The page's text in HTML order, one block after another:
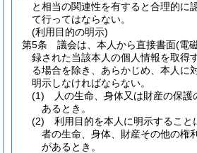
と相当の関連性を有すると合理的に
て行ってはならない。
(利用目的の明示)
第5条
議会は、本人から直接書面(電
録された当該本人の個人情報を取得
る場合を除き、あらかじめ、本人に
明示しなければならない。
(1)
人の生命、身体又は財産の保
あるとき。
(2)
利用目的を本人に明示すること
者の生命、身体、財産その他の権
があるとき。